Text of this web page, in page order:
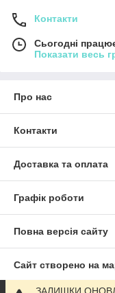
Контакти
Сьогодні
Показати весь
Про нас
Контакти
Доставка та оплата
Графік роботи
Повна версія сайту
Сайт створено на